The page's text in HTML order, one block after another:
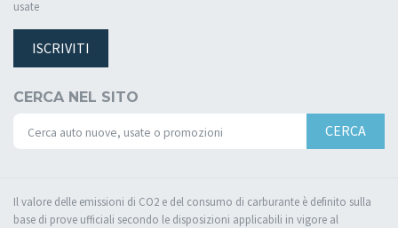
usate
ISCRIVITI
CERCA NEL SITO
CERCA
Il valore delle emissioni di CO2 e del consumo di carburante è definito sulla
base di prove ufficiali secondo le disposizioni applicabili in vigore al